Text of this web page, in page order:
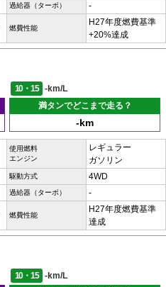
過給器（ターボ） -
燃費性能
H27年度燃費基準
+20%達成
10・15
-km/L
満タンでどこまで走る？
-km
使用燃料
エンジン
レギュラー
ガソリン
駆動方式 4WD
過給器（ターボ） -
燃費性能
H27年度燃費基準
達成
10・15
-km/L